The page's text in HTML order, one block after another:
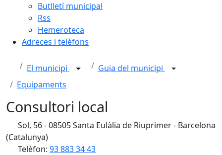
Butlletí municipal
Rss
Hemeroteca
Adreces i telèfons
El municipi
Guia del municipi
Equipaments
Consultori local
Sol, 56 - 08505 Santa Eulàlia de Riuprimer - Barcelona
(Catalunya)
Telèfon: 93 883 34 43